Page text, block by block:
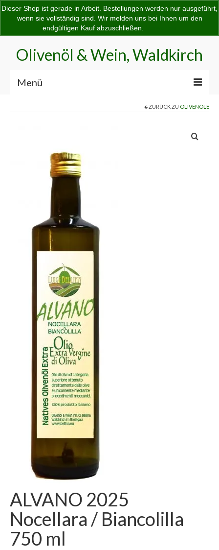
Dieser Shop ist gerade in Arbeit. Bestellungen werden nur ausgeführt,
wenn sie vollständig sind. Wir melden uns bei Ihnen um den
endgültigen Kauf abzuschließen.
Home Startseite Shop Dein Warenkorb- 0,00€
Suchen
nach:
Olivenöl & Wein, Waldkirch
Menü
Mein Konto
Kasse
Warenkorb
Zahlungsarten
Versandarten
Widerrufsbelehrung
AGB
Impressum
ZURÜCK ZU OLIVENÖLE
ALVANO 2025
Nocellara / Biancolilla
750 ml